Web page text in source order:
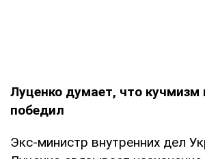
Луценко думает, что кучмизм
победил
Экс-министр внутренних дел